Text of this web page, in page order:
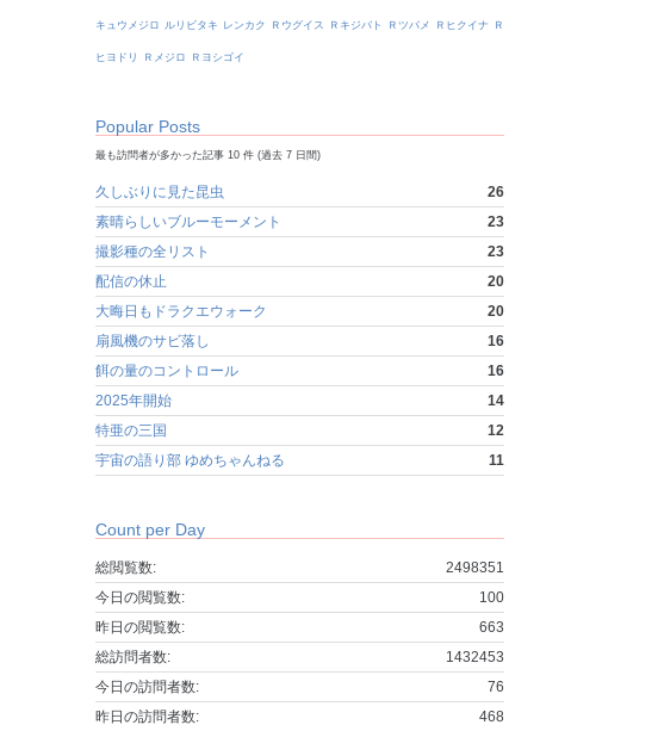
キュウメジロ ルリビタキ レンカク Ｒウグイス Ｒキジバト Ｒツバメ Ｒヒクイナ Ｒ
ヒヨドリ Ｒメジロ Ｒヨシゴイ
Popular Posts
最も訪問者が多かった記事 10 件 (過去 7 日間)
久しぶりに見た昆虫
26
素晴らしいブルーモーメント
23
撮影種の全リスト
23
配信の休止
20
大晦日もドラクエウォーク
20
扇風機のサビ落し
16
餌の量のコントロール
16
2025年開始
14
特亜の三国
12
宇宙の語り部 ゆめちゃんねる
11
Count per Day
2498351
総閲覧数:
100
今日の閲覧数:
663
昨日の閲覧数:
1432453
総訪問者数:
76
今日の訪問者数:
468
昨日の訪問者数: